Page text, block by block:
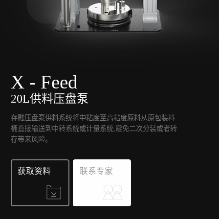
X - Feed
20L供料压盘泵
存融压盘泵供料系统将中粘度至高粘度原料从原包装料
桶直接输送到中转系统或计量系统,避免二次分装或者转
存带来风险。
获取资料 联系专家